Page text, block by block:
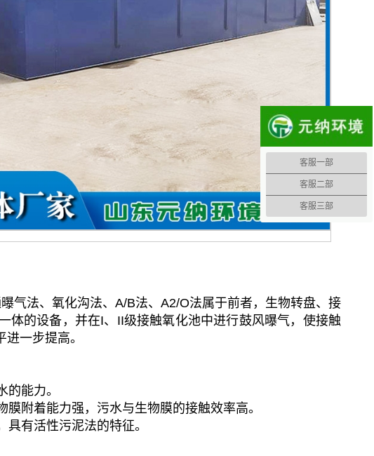
气法、氧化沟法、A/B法、A2/O法属于前者，生物转盘、接
体的设备，并在I、II级接触氧化池中进行鼓风曝气，使接触
一步提高。
能力。
附着能力强，污水与生物膜的接触效率高。
有活性污泥法的特征。
客服一部
客服二部
客服三部